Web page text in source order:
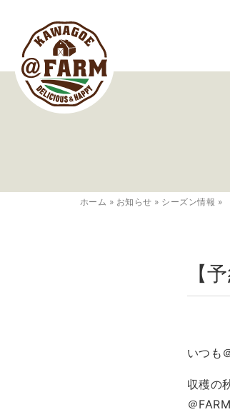
ホーム » お知らせ » シーズン情報 »
【
いつも
収穫の
＠